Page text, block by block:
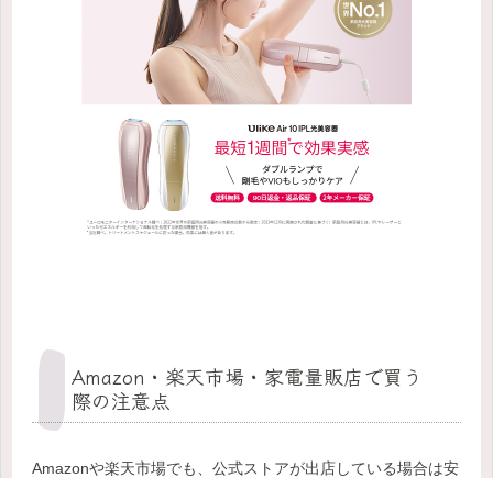
Amazon・楽天市場・家電量販店で買う
際の注意点
Amazonや楽天市場でも、公式ストアが出店している場合は安